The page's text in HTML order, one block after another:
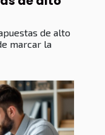
de alto
marcar la